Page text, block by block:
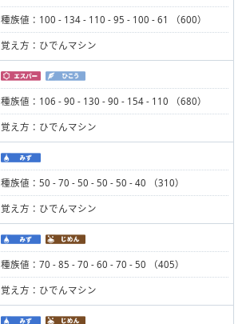
種族値：100 - 134 - 110 - 95 - 100 - 61 （600）
覚え方：ひでんマシン
種族値：106 - 90 - 130 - 90 - 154 - 110 （680）
覚え方：ひでんマシン
種族値：50 - 70 - 50 - 50 - 50 - 40 （310）
覚え方：ひでんマシン
種族値：70 - 85 - 70 - 60 - 70 - 50 （405）
覚え方：ひでんマシン